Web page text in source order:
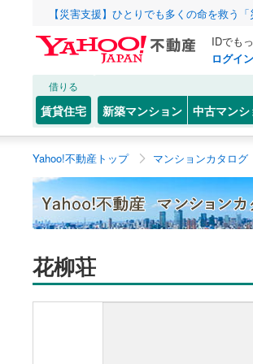
【災害支援】ひとりでも多くの命を救う
IDでも
ログイン
借りる
賃貸住宅 新築マンション 中古マンシ
Yahoo!不動産トップ マンションカタログ
花柳荘